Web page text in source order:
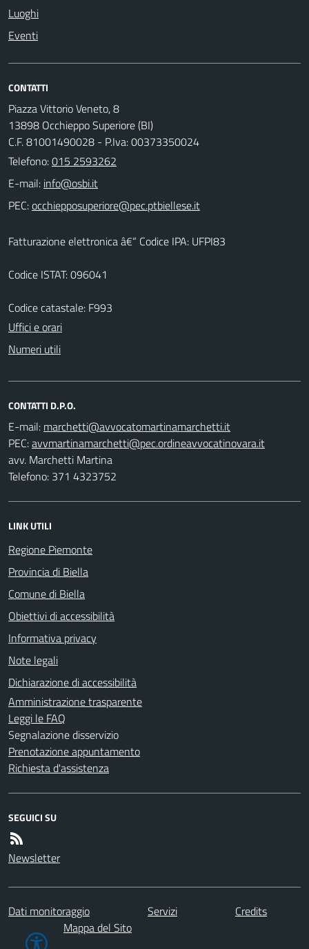
Luoghi
Eventi
CONTATTI
Piazza Vittorio Veneto, 8
13898 Occhieppo Superiore (BI)
C.F. 81001490028 - P.Iva: 00373350024
Telefono:015 2593262
E-mail:
PEC:
Fatturazione elettronica â€“ Codice IPA: UFPI83
Codice ISTAT: 096041
Codice catastale: F993
Uffici e orari
Numeri utili
CONTATTI D.P.O.
E-mail:
PEC:
avv. Marchetti Martina
Telefono: 371 4323752
LINK UTILI
Regione Piemonte
Provincia di Biella
Comune di Biella
Obiettivi di accessibilità
Informativa privacy
Note legali
Dichiarazione di accessibilità
Amministrazione trasparente
Leggi le FAQ
Segnalazione disservizio
Prenotazione appuntamento
Richiesta d'assistenza
SEGUICI SU
Newsletter
Dati monitoraggio Servizi
Credits
Mappa del Sito